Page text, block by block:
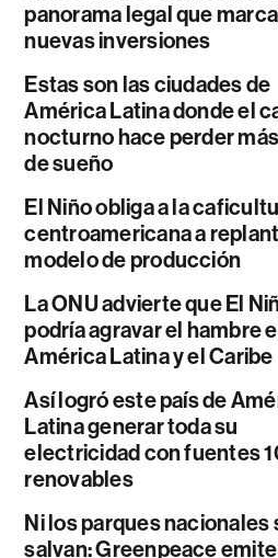
panorama legal que
nuevas inversiones
Estas son las ciudades de
América Latina donde el
nocturno hace perder
de sueño
El Niño obliga a la
centroamericana a
modelo de producción
La ONU advierte que El
podría agravar el hambre
América Latina y el Caribe
Así logró este país de
Latina generar toda su
electricidad con fuentes
renovables
Ni los parques nacionales
salvan: Greenpeace emite